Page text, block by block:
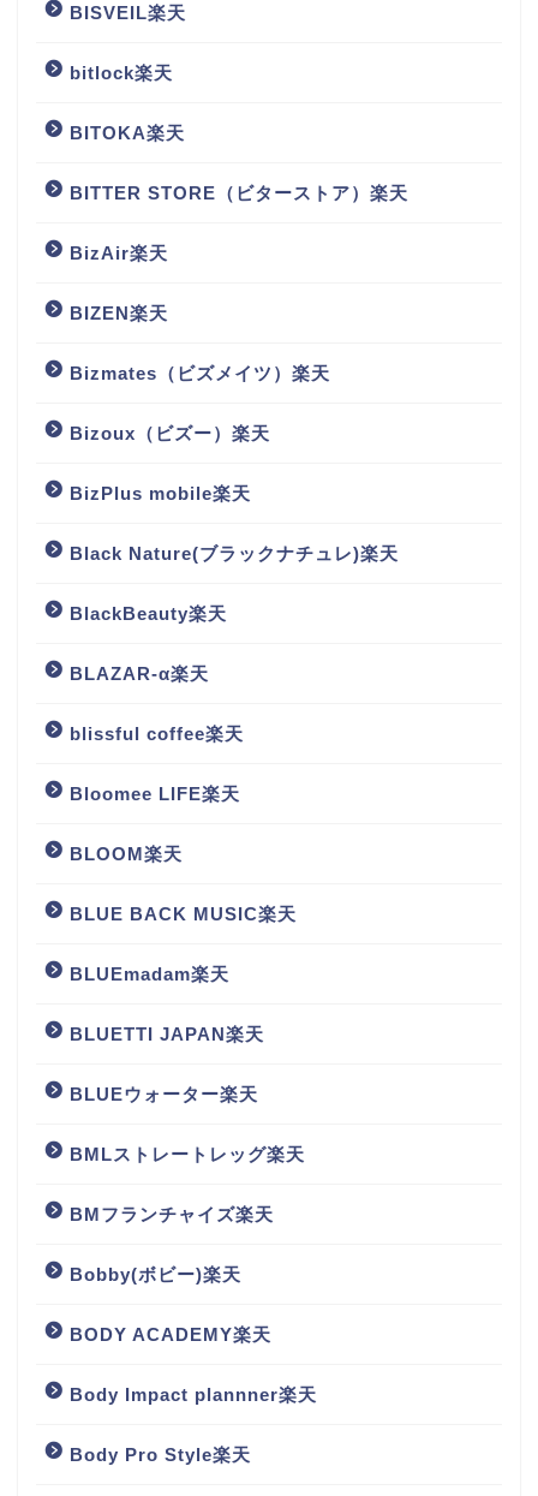
BISVEIL楽天
bitlock楽天
BITOKA楽天
BITTER STORE（ビターストア）楽天
BizAir楽天
BIZEN楽天
Bizmates（ビズメイツ）楽天
Bizoux（ビズー）楽天
BizPlus mobile楽天
Black Nature(ブラックナチュレ)楽天
BlackBeauty楽天
BLAZAR-α楽天
blissful coffee楽天
Bloomee LIFE楽天
BLOOM楽天
BLUE BACK MUSIC楽天
BLUEmadam楽天
BLUETTI JAPAN楽天
BLUEウォーター楽天
BMLストレートレッグ楽天
BMフランチャイズ楽天
Bobby(ボビー)楽天
BODY ACADEMY楽天
Body Impact plannner楽天
Body Pro Style楽天